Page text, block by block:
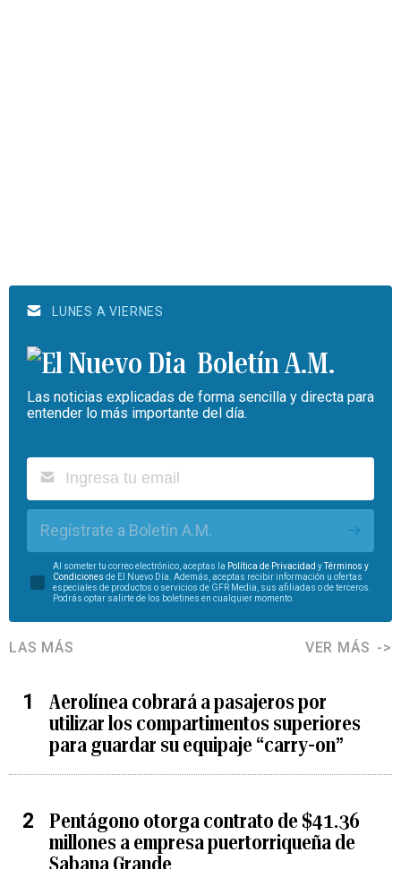
LUNES A VIERNES
Boletín A.M.
Las noticias explicadas de forma sencilla y directa para
entender lo más importante del día.
Regístrate a Boletín A.M.
Al someter tu correo electrónico, aceptas la Política de Privacidad yTérminos y
Condiciones de El Nuevo Día. Además, aceptas recibir información u ofertas
especiales de productos o servicios de GFR Media, sus afiliadas o de terceros.
Podrás optar salirte de los boletines en cualquier momento.
LAS MÁS VER MÁS
Aerolínea cobrará a pasajeros por
utilizar los compartimentos superiores
para guardar su equipaje “carry-on”
Pentágono otorga contrato de $41.36
millones a empresa puertorriqueña de
Sabana Grande